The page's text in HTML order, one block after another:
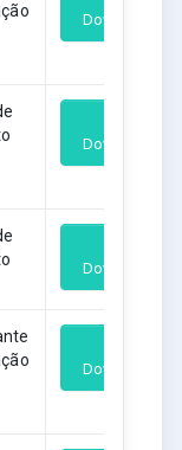
Download
Download
Download
Download